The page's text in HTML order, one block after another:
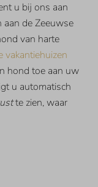
u bij ons aan
aan de Zeeuwse
van harte
vakantiehuizen
hond toe aan uw
u automatisch
te zien, waar